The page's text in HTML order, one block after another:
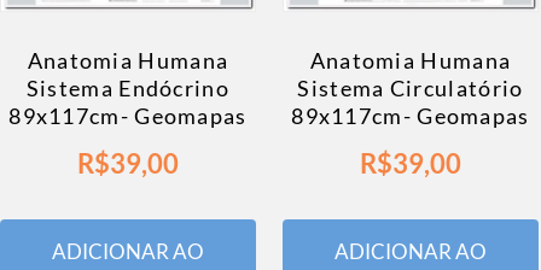
Anatomia Humana
Sistema Endócrino
89x117cm- Geomapas
R$39,00
ADICIONAR AO
Anatomia Humana
Sistema Circulatório
89x117cm- Geomapas
R$39,00
ADICIONAR AO